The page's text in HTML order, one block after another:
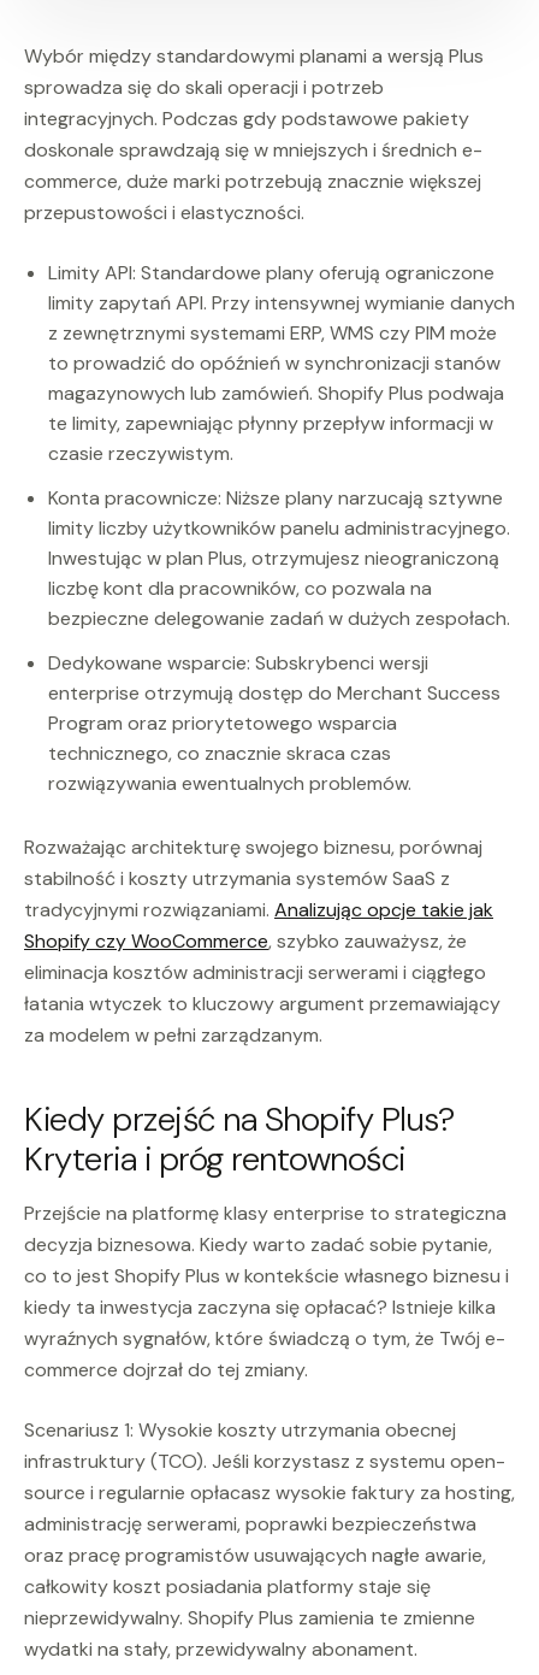
Wybór między standardowymi planami a wersją Plus
sprowadza się do skali operacji i potrzeb
integracyjnych. Podczas gdy podstawowe pakiety
doskonale sprawdzają się w mniejszych i średnich e-
commerce, duże marki potrzebują znacznie większej
przepustowości i elastyczności.
Limity API: Standardowe plany oferują ograniczone
limity zapytań API. Przy intensywnej wymianie danych
z zewnętrznymi systemami ERP, WMS czy PIM może
to prowadzić do opóźnień w synchronizacji stanów
magazynowych lub zamówień. Shopify Plus podwaja
te limity, zapewniając płynny przepływ informacji w
czasie rzeczywistym.
Konta pracownicze: Niższe plany narzucają sztywne
limity liczby użytkowników panelu administracyjnego.
Inwestując w plan Plus, otrzymujesz nieograniczoną
liczbę kont dla pracowników, co pozwala na
bezpieczne delegowanie zadań w dużych zespołach.
Dedykowane wsparcie: Subskrybenci wersji
enterprise otrzymują dostęp do Merchant Success
Program oraz priorytetowego wsparcia
technicznego, co znacznie skraca czas
rozwiązywania ewentualnych problemów.
Rozważając architekturę swojego biznesu, porównaj
stabilność i koszty utrzymania systemów SaaS z
tradycyjnymi rozwiązaniami. Analizując opcje takie jak
Shopify czy WooCommerce, szybko zauważysz, że
eliminacja kosztów administracji serwerami i ciągłego
łatania wtyczek to kluczowy argument przemawiający
za modelem w pełni zarządzanym.
Kiedy przejść na Shopify Plus?
Kryteria i próg rentowności
Przejście na platformę klasy enterprise to strategiczna
decyzja biznesowa. Kiedy warto zadać sobie pytanie,
co to jest Shopify Plus w kontekście własnego biznesu i
kiedy ta inwestycja zaczyna się opłacać? Istnieje kilka
wyraźnych sygnałów, które świadczą o tym, że Twój e-
commerce dojrzał do tej zmiany.
Scenariusz 1: Wysokie koszty utrzymania obecnej
infrastruktury (TCO). Jeśli korzystasz z systemu open-
source i regularnie opłacasz wysokie faktury za hosting,
administrację serwerami, poprawki bezpieczeństwa
oraz pracę programistów usuwających nagłe awarie,
całkowity koszt posiadania platformy staje się
nieprzewidywalny. Shopify Plus zamienia te zmienne
wydatki na stały, przewidywalny abonament.